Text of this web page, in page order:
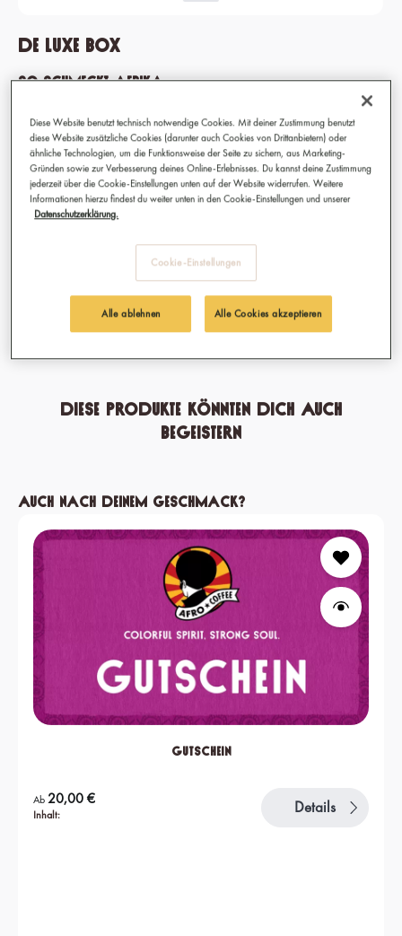
De Luxe Box
So schmeckt Afrika
Bereit für eine Genussreise von Afrika quer durch die Welt? Diese
hochwertige Geschenkbox enthält alle Afro Spices unserer
Kollektion – und ebenso viele Inspirationen für außergewöhnliche
Gerichte. Mit dabei: hochwertige Bambuslöffel zum einfachen
Portionieren.
Sofort verfügbar, Lieferzeit: 1-3 Tage
Diese Produkte könnten dich auch
begeistern
Produktgalerie überspringen
Auch nach deinem Geschmack?
Gutschein
Inhalt:
Regulärer Preis:
Ab20,00 € Details
Diese Website benutzt technisch notwendige Cookies. Mit deiner Zustimmung benutzt
diese Website zusätzliche Cookies (darunter auch Cookies von Drittanbietern) oder
ähnliche Technologien, um die Funktionsweise der Seite zu sichern, aus Marketing-
Gründen sowie zur Verbesserung deines Online-Erlebnisses. Du kannst deine Zustimmung
jederzeit über die Cookie-Einstellungen unten auf der Website widerrufen. Weitere
Informationen hierzu findest du weiter unten in den Cookie-Einstellungen und unserer
Datenschutzerklärung.
Cookie-Einstellungen
Alle ablehnen Alle Cookies akzeptieren